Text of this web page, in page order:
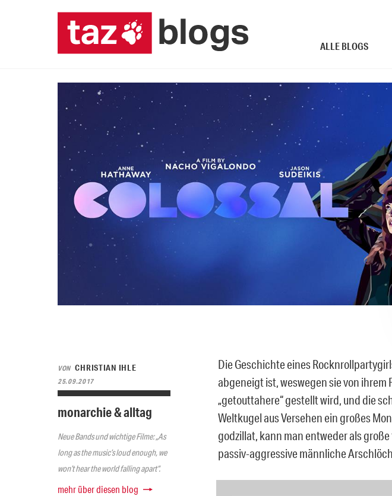
ALLE BLOGS
VON CHRISTIAN IHLE
25.09.2017
monarchie & alltag
Neue Bands und wichtige Filme: „As
long as the music’s loud enough, we
won’t hear the world falling apart“.
mehr über diesen blog
Die Geschichte eines
abgeneigt ist, weswegen sie von ihrem
„getouttahere“ gestellt wird, und die
Weltkugel aus Versehen ein großes
godzillat, kann man entweder als
passiv-aggressive männliche